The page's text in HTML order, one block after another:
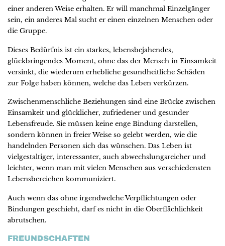
einer anderen Weise erhalten. Er will manchmal Einzelgänger
sein, ein anderes Mal sucht er einen einzelnen Menschen oder
die Gruppe.
Dieses Bedürfnis ist ein starkes, lebensbejahendes,
glückbringendes Moment, ohne das der Mensch in Einsamkeit
versinkt, die wiederum erhebliche gesundheitliche Schäden
zur Folge haben können, welche das Leben verkürzen.
Zwischenmenschliche Beziehungen sind eine Brücke zwischen
Einsamkeit und glücklicher, zufriedener und gesunder
Lebensfreude. Sie müssen keine enge Bindung darstellen,
sondern können in freier Weise so gelebt werden, wie die
handelnden Personen sich das wünschen. Das Leben ist
vielgestaltiger, interessanter, auch abwechslungsreicher und
leichter, wenn man mit vielen Menschen aus verschiedensten
Lebensbereichen kommuniziert.
Auch wenn das ohne irgendwelche Verpflichtungen oder
Bindungen geschieht, darf es nicht in die Oberflächlichkeit
abrutschen.
FREUNDSCHAFTEN